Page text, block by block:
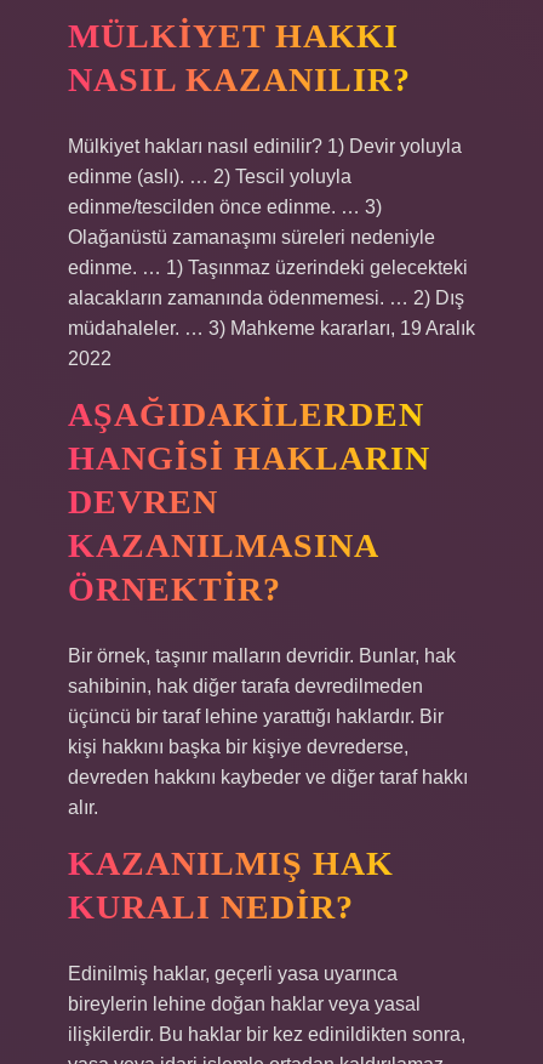
MÜLKIYET HAKKI
NASIL KAZANILIR?
Mülkiyet hakları nasıl edinilir? 1) Devir yoluyla
edinme (aslı). … 2) Tescil yoluyla
edinme/tescilden önce edinme. … 3)
Olağanüstü zamanaşımı süreleri nedeniyle
edinme. … 1) Taşınmaz üzerindeki gelecekteki
alacakların zamanında ödenmemesi. … 2) Dış
müdahaleler. … 3) Mahkeme kararları, 19 Aralık
2022
AŞAĞIDAKILERDEN
HANGISI HAKLARIN
DEVREN
KAZANILMASINA
ÖRNEKTIR?
Bir örnek, taşınır malların devridir. Bunlar, hak
sahibinin, hak diğer tarafa devredilmeden
üçüncü bir taraf lehine yarattığı haklardır. Bir
kişi hakkını başka bir kişiye devrederse,
devreden hakkını kaybeder ve diğer taraf hakkı
alır.
KAZANILMIŞ HAK
KURALI NEDIR?
Edinilmiş haklar, geçerli yasa uyarınca
bireylerin lehine doğan haklar veya yasal
ilişkilerdir. Bu haklar bir kez edinildikten sonra,